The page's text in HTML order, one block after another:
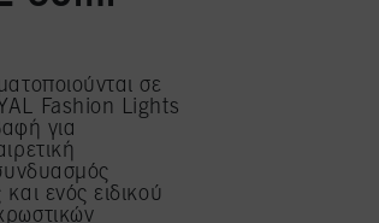
σε
Fashion Lights
για
ενός ειδικού